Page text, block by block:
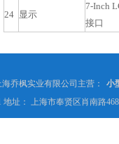
24 显示
7-Inch
接口
海乔枫实业有限公司主营：
小
地址： 上海市奉贤区肖南路